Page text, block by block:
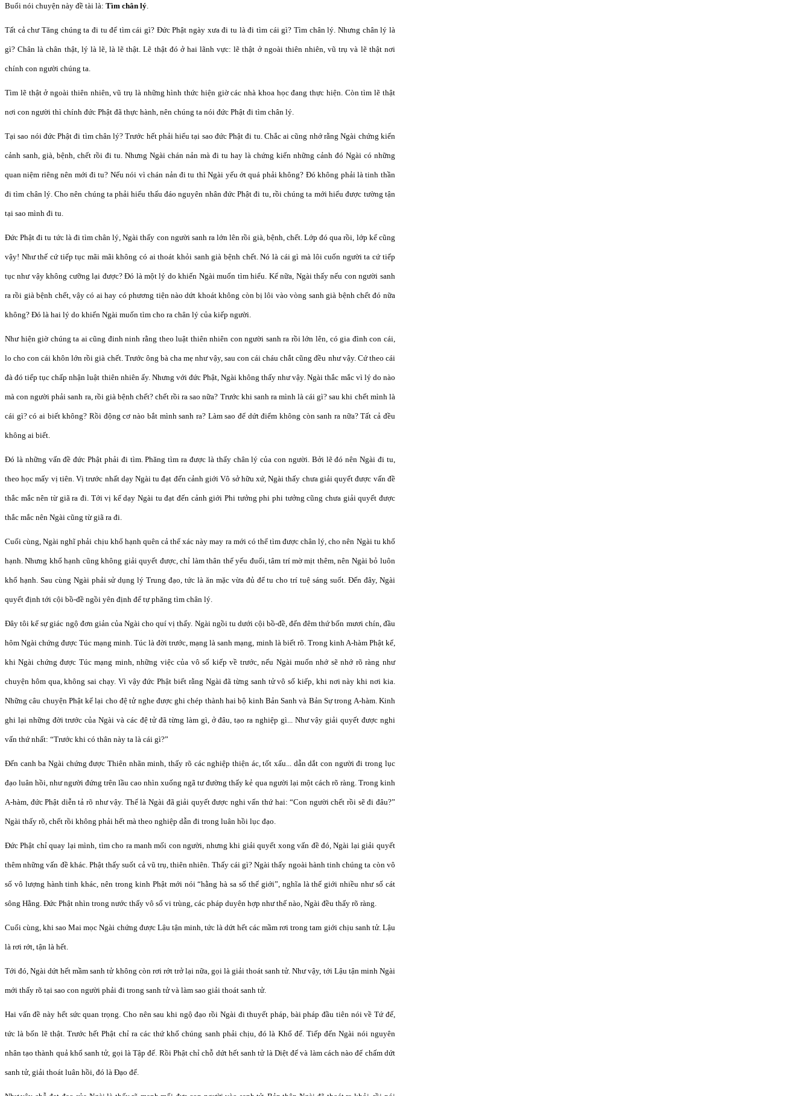
Buổi nói chuyện này đề tài là: Tìm chân lý
Tất cả chư Tăng chúng ta đi tu để tìm cái gì? Đức Phật ngày xưa đi tu là đi tìm cái gì? Tìm chân lý. Nhưng chân lý là
gì? Chân là chân thật, lý là lẽ, là lẽ thật. Lẽ thật đó ở hai lãnh vực: lẽ thật ở ngoài thiên nhiên, vũ trụ và lẽ thật nơi
chính con người chúng ta.
Tìm lẽ thật ở ngoài thiên nhiên, vũ trụ là những hình thức hiện giờ các nhà khoa học đang thực hiện. Còn tìm lẽ thật
nơi con người thì chính đức Phật đã thực hành, nên chúng ta nói đức Phật đi tìm chân lý.
Tại sao nói đức Phật đi tìm chân lý? Trước hết phải hiểu tại sao đức Phật đi tu. Chắc ai cũng nhớ rằng Ngài chứng kiến
cảnh sanh, già, bệnh, chết rồi đi tu. Nhưng Ngài chán nản mà đi tu hay là chứng kiến những cảnh đó Ngài có những
quan niệm riêng nên mới đi tu? Nếu nói vì chán nản đi tu thì Ngài yếu ớt quá phải không? Đó không phải là tinh thần
đi tìm chân lý. Cho nên chúng ta phải hiểu thấu đáo nguyên nhân đức Phật đi tu, rồi chúng ta mới hiểu được tường tận
tại sao mình đi tu.
Đức Phật đi tu tức là đi tìm chân lý, Ngài thấy con người sanh ra lớn lên rồi già, bệnh, chết. Lớp đó qua rồi, lớp kế cũng
vậy! Như thế cứ tiếp tục mãi mãi không có ai thoát khỏi sanh già bệnh chết. Nó là cái gì mà lôi cuốn người ta cứ tiếp
tục như vậy không cưỡng lại được? Đó là một lý do khiến Ngài muốn tìm hiểu. Kế nữa, Ngài thấy nếu con người sanh
ra rồi già bệnh chết, vậy có ai hay có phương tiện nào dứt khoát không còn bị lôi vào vòng sanh già bệnh chết đó nữa
không? Đó là hai lý do khiến Ngài muốn tìm cho ra chân lý của kiếp người.
Như hiện giờ chúng ta ai cũng đinh ninh rằng theo luật thiên nhiên con người sanh ra rồi lớn lên, có gia đình con cái,
lo cho con cái khôn lớn rồi già chết. Trước ông bà cha mẹ như vậy, sau con cái cháu chắt cũng đều như vậy. Cứ theo cái
đà đó tiếp tục chấp nhận luật thiên nhiên ấy. Nhưng với đức Phật, Ngài không thấy như vậy. Ngài thắc mắc vì lý do nào
mà con người phải sanh ra, rồi già bệnh chết? chết rồi ra sao nữa? Trước khi sanh ra mình là cái gì? sau khi chết mình là
cái gì? có ai biết không? Rồi động cơ nào bắt mình sanh ra? Làm sao để dứt điểm không còn sanh ra nữa? Tất cả đều
không ai biết.
Đó là những vấn đề đức Phật phải đi tìm. Phăng tìm ra được là thấy chân lý của con người. Bởi lẽ đó nên Ngài đi tu,
theo học mấy vị tiên. Vị trước nhất dạy Ngài tu đạt đến cảnh giới Vô sở hữu xứ, Ngài thấy chưa giải quyết được vấn đề
thắc mắc nên từ giã ra đi. Tới vị kế dạy Ngài tu đạt đến cảnh giới Phi tưởng phi phi tưởng cũng chưa giải quyết được
thắc mắc nên Ngài cũng từ giã ra đi.
Cuối cùng, Ngài nghĩ phải chịu khổ hạnh quên cả thể xác này may ra mới có thể tìm được chân lý, cho nên Ngài tu khổ
hạnh. Nhưng khổ hạnh cũng không giải quyết được, chỉ làm thân thể yếu đuối, tâm trí mờ mịt thêm, nên Ngài bỏ luôn
khổ hạnh. Sau cùng Ngài phải sử dụng lý Trung đạo, tức là ăn mặc vừa đủ để tu cho trí tuệ sáng suốt. Đến đây, Ngài
quyết định tới cội bồ-đề ngồi yên định để tự phăng tìm chân lý.
Đây tôi kể sự giác ngộ đơn giản của Ngài cho quí vị thấy. Ngài ngồi tu dưới cội bồ-đề, đến đêm thứ bốn mươi chín, đầu
hôm Ngài chứng được Túc mạng minh. Túc là đời trước, mạng là sanh mạng, minh là biết rõ. Trong kinh A-hàm Phật kể,
khi Ngài chứng được Túc mạng minh, những việc của vô số kiếp về trước, nếu Ngài muốn nhớ sẽ nhớ rõ ràng như
chuyện hôm qua, không sai chạy. Vì vậy đức Phật biết rằng Ngài đã từng sanh tử vô số kiếp, khi nơi này khi nơi kia.
Những câu chuyện Phật kể lại cho đệ tử nghe được ghi chép thành hai bộ kinh Bản Sanh và Bản Sự trong A-hàm. Kinh
ghi lại những đời trước của Ngài và các đệ tử đã từng làm gì, ở đâu, tạo ra nghiệp gì... Như vậy giải quyết được nghi
vấn thứ nhất: “Trước khi có thân này ta là cái gì?”
Đến canh ba Ngài chứng được Thiên nhãn minh, thấy rõ các nghiệp thiện ác, tốt xấu... dẫn dắt con người đi trong lục
đạo luân hồi, như người đứng trên lầu cao nhìn xuống ngã tư đường thấy kẻ qua người lại một cách rõ ràng. Trong kinh
A-hàm, đức Phật diễn tả rõ như vậy. Thế là Ngài đã giải quyết được nghi vấn thứ hai: “Con người chết rồi sẽ đi đâu?”
Ngài thấy rõ, chết rồi không phải hết mà theo nghiệp dẫn đi trong luân hồi lục đạo.
Đức Phật chỉ quay lại mình, tìm cho ra manh mối con người, nhưng khi giải quyết xong vấn đề đó, Ngài lại giải quyết
thêm những vấn đề khác. Phật thấy suốt cả vũ trụ, thiên nhiên. Thấy cái gì? Ngài thấy ngoài hành tinh chúng ta còn vô
số vô lượng hành tinh khác, nên trong kinh Phật mới nói “hằng hà sa số thế giới”, nghĩa là thế giới nhiều như số cát
sông Hằng. Đức Phật nhìn trong nước thấy vô số vi trùng, các pháp duyên hợp như thế nào, Ngài đều thấy rõ ràng.
Cuối cùng, khi sao Mai mọc Ngài chứng được Lậu tận minh, tức là dứt hết các mầm rơi trong tam giới chịu sanh tử. Lậu
là rơi rớt, tận là hết.
Tới đó, Ngài dứt hết mầm sanh tử không còn rơi rớt trở lại nữa, gọi là giải thoát sanh tử. Như vậy, tới Lậu tận minh Ngài
mới thấy rõ tại sao con người phải đi trong sanh tử và làm sao giải thoát sanh tử.
Hai vấn đề này hết sức quan trọng. Cho nên sau khi ngộ đạo rồi Ngài đi thuyết pháp, bài pháp đầu tiên nói về Tứ đế,
tức là bốn lẽ thật. Trước hết Phật chỉ ra các thứ khổ chúng sanh phải chịu, đó là Khổ đế. Tiếp đến Ngài nói nguyên
nhân tạo thành quả khổ sanh tử, gọi là Tập đế. Rồi Phật chỉ chỗ dứt hết sanh tử là Diệt đế và làm cách nào để chấm dứt
sanh tử, giải thoát luân hồi, đó là Đạo đế.